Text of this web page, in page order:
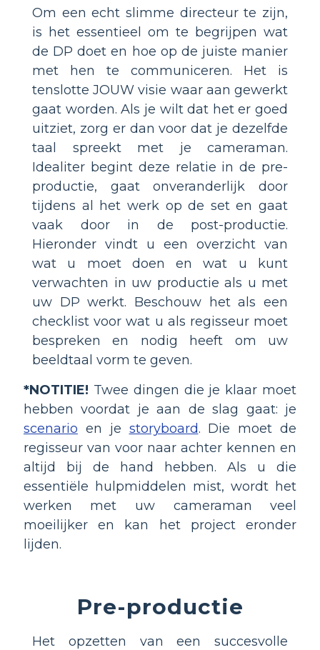
Om een echt slimme directeur te zijn,
is het essentieel om te begrijpen wat
de DP doet en hoe op de juiste manier
met hen te communiceren. Het is
tenslotte JOUW visie waar aan gewerkt
gaat worden. Als je wilt dat het er goed
uitziet, zorg er dan voor dat je dezelfde
taal spreekt met je cameraman.
Idealiter begint deze relatie in de pre-
productie, gaat onveranderlijk door
tijdens al het werk op de set en gaat
vaak door in de post-productie.
Hieronder vindt u een overzicht van
wat u moet doen en wat u kunt
verwachten in uw productie als u met
uw DP werkt. Beschouw het als een
checklist voor wat u als regisseur moet
bespreken en nodig heeft om uw
beeldtaal vorm te geven.
*NOTITIE! Twee dingen die je klaar moet
hebben voordat je aan de slag gaat: je
scenario en je storyboard. Die moet de
regisseur van voor naar achter kennen en
altijd bij de hand hebben. Als u die
essentiële hulpmiddelen mist, wordt het
werken met uw cameraman veel
moeilijker en kan het project eronder
lijden.
Pre-productie
Het opzetten van een succesvolle